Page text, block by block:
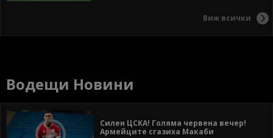
Виж всички
Водещи Новини
Силен ЦСКА! Голяма червена вечер!
Армейците сгазиха Макаби